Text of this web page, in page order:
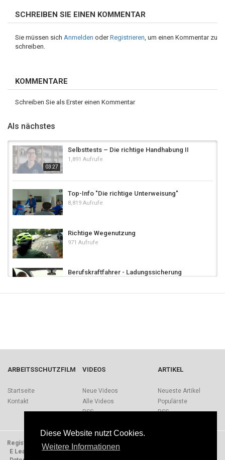
Diese Website nutzt Cookies.
Weitere Informationen
SCHREIBEN SIE EINEN KOMMENTAR
Sie müssen sich Anmelden oderRegistrieren , um einen Kommentar zu
schreiben.
KOMMENTARE
Schreiben Sie als Erster einen Kommentar
Als nächstes
03:27
Selbsttests – Die richtige Handhabung II
1,891 Aufrufe
Top-Info "Die richtige Unterweisung"
8,819 Aufrufe
Richtige Wegenutzung
971 Aufrufe
Berufskraftfahrer - Ladungssicherung
Ladungssicherung Kopflashing
Ladungssicherung
17.8k Aufrufe
Ladungssicherung Massenträgheit
ARBEITSSCHUTZFILM
Startseite
Kontakt
VIDEOS
Neue Videos
Alle Videos
RSS
ARTIKEL
Neueste Artikel
Populärste
RSS
Registrieren Impressum Quellen
E Learning Einheiten
Nutzungsbedingungen